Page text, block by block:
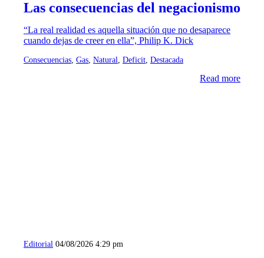
Las consecuencias del negacionismo
“La real realidad es aquella situación que no desaparece
cuando dejas de creer en ella”, Philip K. Dick
Consecuencias Gas Natural Deficit Destacada
Read more
Editorial 04/08/2026 4:29 pm